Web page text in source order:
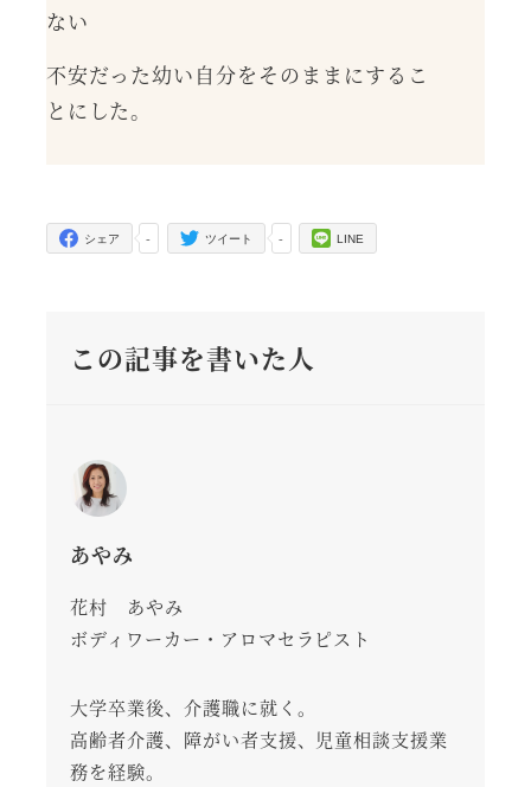
ない
不安だった幼い自分をそのままにするこ
とにした。
-
シェア -
ツイート LINE
この記事を書いた人
あやみ
花村 あやみ
ボディワーカー・アロマセラピスト
大学卒業後、介護職に就く。
高齢者介護、障がい者支援、児童相談支援業
務を経験。